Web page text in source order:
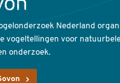
Nederland
vogeltellingen voor
onderzoek.